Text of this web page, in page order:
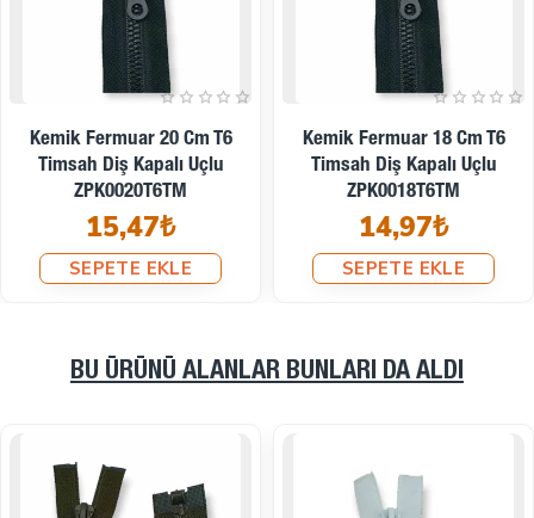
Kemik Fermuar 16 Cm T6
Timsah Diş Kapalı Uçlu
ZPK0016T6TM
14,64₺
SEPETE EKLE
Kemik Fermuar 14 Cm T6
Timsah Diş Kapalı Uçlu
ZPK0014T6TM
14,14₺
SEPETE EKLE
BU ÜRÜNÜ ALANLAR BUNLARI DA ALDI